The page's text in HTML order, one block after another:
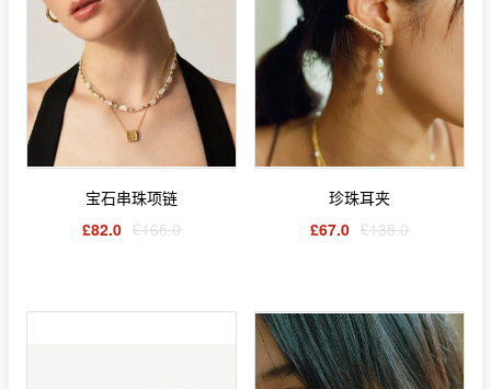
宝石串珠项链
£82.0 £165.0
珍珠耳夹
£67.0 £135.0